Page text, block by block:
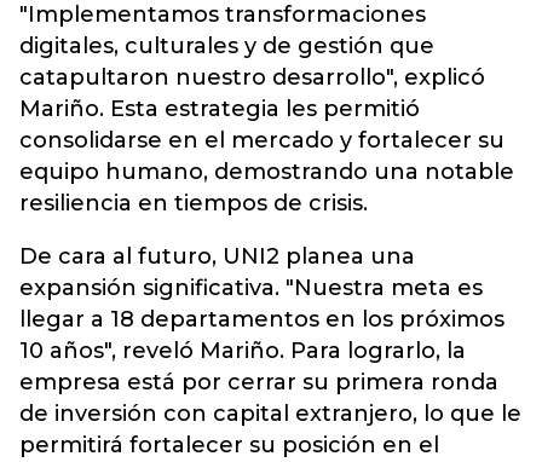
"Implementamos transformaciones
digitales, culturales y de gestión que
catapultaron nuestro desarrollo", explicó
Mariño. Esta estrategia les permitió
consolidarse en el mercado y fortalecer su
equipo humano, demostrando una notable
resiliencia en tiempos de crisis.
De cara al futuro, UNI2 planea una
expansión significativa. "Nuestra meta es
llegar a 18 departamentos en los próximos
10 años", reveló Mariño. Para lograrlo, la
empresa está por cerrar su primera ronda
de inversión con capital extranjero, lo que le
permitirá fortalecer su posición en el